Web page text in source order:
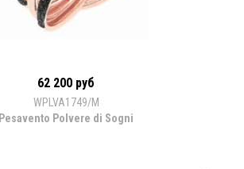
62 200 руб
WPLVA1749/M
Pesavento Polvere di Sogni